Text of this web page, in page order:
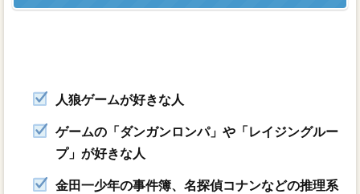
人狼ゲームが好きな人
ゲームの「ダンガンロンパ」や「レイジングルー
プ」が好きな人
金田一少年の事件簿、名探偵コナンなどの推理系